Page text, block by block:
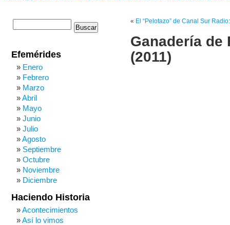
« El “Pelotazo” de Canal Sur
Ganadería de
(2011)
Efemérides
Enero
Febrero
Marzo
Abril
Mayo
Junio
Julio
Agosto
Septiembre
Octubre
Noviembre
Diciembre
Haciendo Historia
Acontecimientos
Así lo vimos